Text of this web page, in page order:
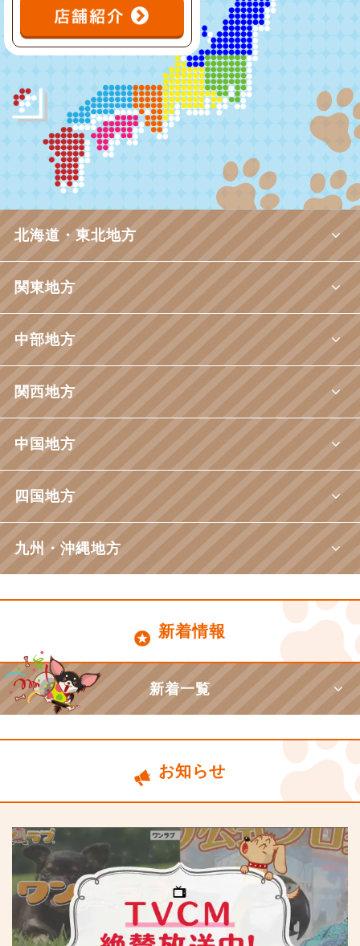
北海道・東北地方
関東地方
中部地方
関西地方
中国地方
四国地方
九州・沖縄地方
新着情報
新着一覧
お知らせ